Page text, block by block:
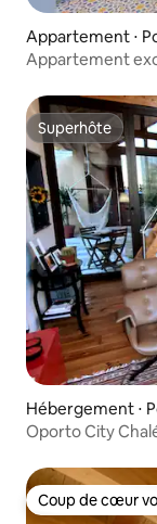
Appartement ⋅
Appartement
Superhôte
Superhôte
Hébergement ⋅
Oporto City
Coup de cœur
Coup de cœur